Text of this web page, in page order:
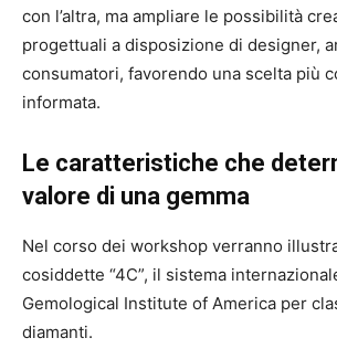
con l’altra, ma ampliare le possibilità
progettuali a disposizione di designer,
consumatori, favorendo una scelta più
informata.
Le caratteristiche che
valore di una gemma
Nel corso dei workshop verranno
cosiddette “4C”, il sistema
Gemological Institute of America per
diamanti.